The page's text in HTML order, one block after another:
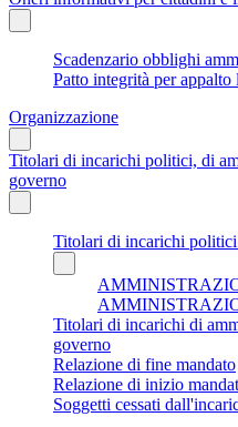
Scadenzario obblighi
Patto integrità per
Organizzazione
Titolari di incarichi politici, di
governo
Titolari di incarichi
Titolari di incarichi di
governo
Relazione di fine mandato
Relazione di inizio
Soggetti cessati